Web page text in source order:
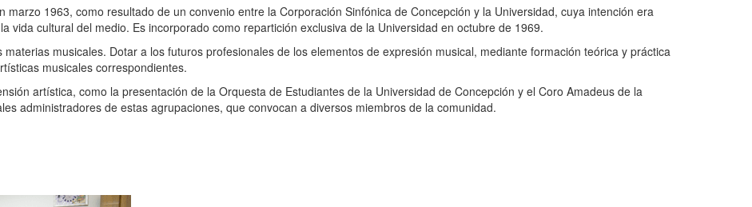
marzo 1963, como resultado de un convenio entre la Corporación Sinfónica de Concepción y la Universidad, cuya intención era
vida cultural del medio. Es incorporado como repartición exclusiva de la Universidad en octubre de 1969.
musicales. Dotar a los futuros profesionales de los elementos de expresión musical, mediante formación teórica y práctica
musicales correspondientes.
artística, como la presentación de la Orquesta de Estudiantes de la Universidad de Concepción y el Coro Amadeus de la
administradores de estas agrupaciones, que convocan a diversos miembros de la comunidad.